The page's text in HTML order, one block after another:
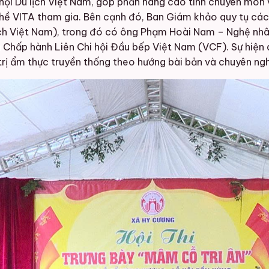
VITA tham gia. Bên cạnh đó, Ban Giám khảo quy tụ
Việt Nam), trong đó có ông Phạm Hoài Nam – Nghệ
Chấp hành Liên Chi hội Đầu bếp Việt Nam (VCF). Sự
ẩm thực truyền thống theo hướng bài bản và chuyên